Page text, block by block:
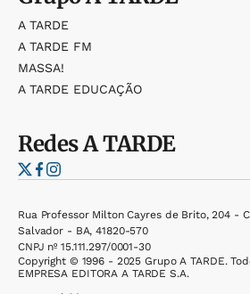
A TARDE
A TARDE FM
MASSA!
A TARDE EDUCAÇÃO
RedesA TARDE
Rua Professor Milton Cayres de Brito, 204 -
Salvador - BA, 41820-570
CNPJ nº 15.111.297/0001-30
Copyright © 1996 - 2025 Grupo A TARDE.
EMPRESA EDITORA A TARDE S.A.